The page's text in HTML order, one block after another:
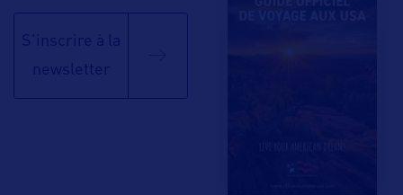
S'inscrire à la
newsletter